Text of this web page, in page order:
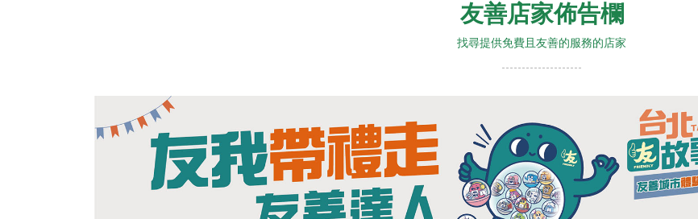
友善店家佈告欄
找尋提供免費且友善的服務的店家